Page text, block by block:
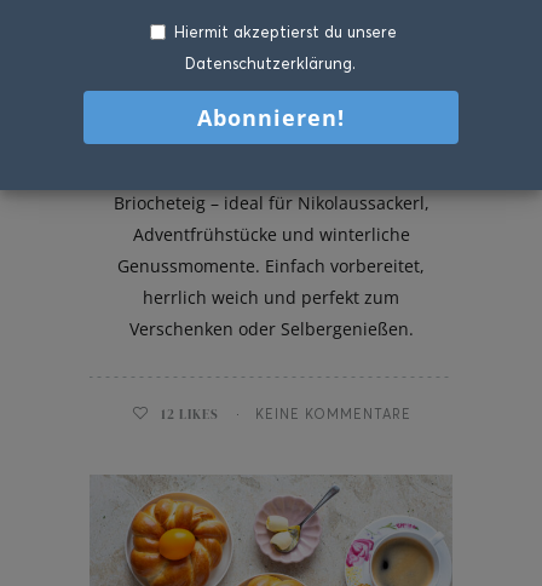
Nikolausstäbe aus Briocheteig
Briocheteig – ideal für Nikolaussackerl,
Adventfrühstücke und winterliche
Genussmomente. Einfach vorbereitet,
herrlich weich und perfekt zum
Verschenken oder Selbergenießen.
12 LIKES KEINE KOMMENTARE
Hiermit akzeptierst du unsere
Datenschutzerklärung.